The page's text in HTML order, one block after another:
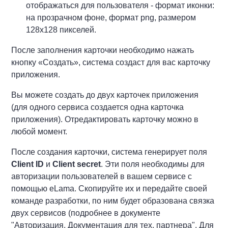
отображаться для пользователя - формат иконки:
на прозрачном фоне, формат png, размером
128х128 пикселей.
После заполнения карточки необходимо нажать
кнопку «Создать», система создаст для вас карточку
приложения.
Вы можете создать до двух карточек приложения
(для одного сервиса создается одна карточка
приложения). Отредактировать карточку можно в
любой момент.
После создания карточки, система генерирует поля
Client ID иClient secret. Эти поля необходимы для
авторизации пользователей в вашем сервисе с
помощью eLama. Скопируйте их и передайте своей
команде разработки, по ним будет образована связка
двух сервисов (подробнее в документе
"Авторизация. Документация для тех. партнера". Для